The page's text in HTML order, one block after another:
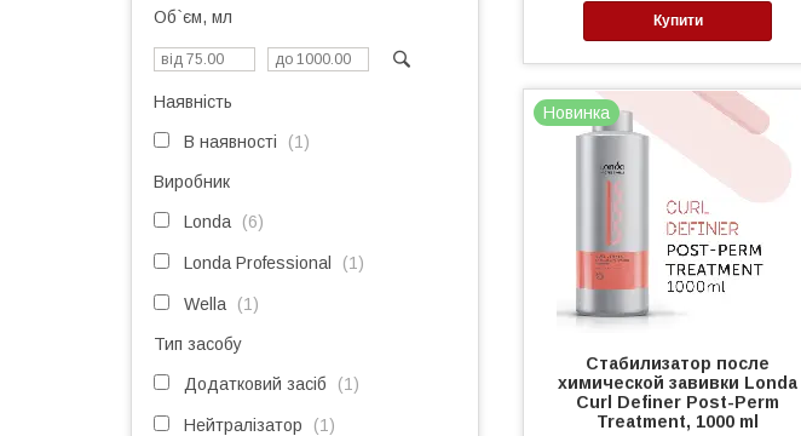
Купити
Новинка
Стабилизатор после
химической завивки Londa
Curl Definer Post-Perm
Treatment, 1000 ml
Об`єм, мл
Наявність
В наявності 1
Виробник
Londa 6
Londa Professional 1
Wella 1
Тип засобу
Додатковий засіб 1
Нейтралізатор 1